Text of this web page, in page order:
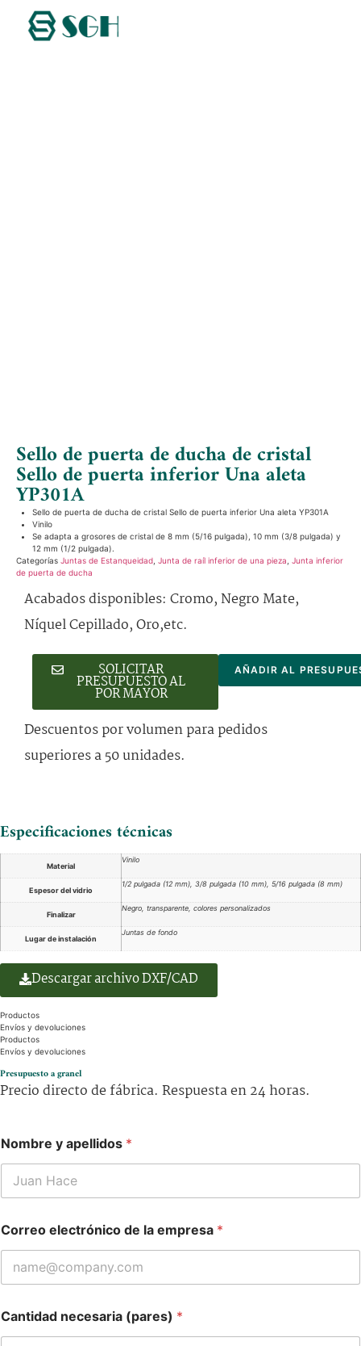
Sello de puerta de ducha de cristal
Sello de puerta inferior Una aleta
YP301A
Sello de puerta de ducha de cristal Sello de puerta inferior Una aleta YP301A
Vinilo
Se adapta a grosores de cristal de 8 mm (5/16 pulgada), 10 mm (3/8 pulgada) y
12 mm (1/2 pulgada).
Categorías Juntas de Estanqueidad Junta de raíl inferior de una pieza Junta inferior
de puerta de ducha
Acabados disponibles: Cromo, Negro Mate,
Níquel Cepillado, Oro,etc.
SOLICITAR
PRESUPUESTO AL
POR MAYOR
AÑADIR AL
Descuentos por volumen para pedidos
superiores a 50 unidades.
Especificaciones técnicas
Material
Vinilo
Espesor del vidrio
1/2 pulgada (12 mm), 3/8 pulgada (10 mm), 5/16 pulgada (8 mm)
Finalizar
Negro, transparente, colores personalizados
Lugar de instalación
Juntas de fondo
Descargar archivo DXF/CAD
Productos
Envíos y devoluciones
Productos
Envíos y devoluciones
Presupuesto a granel
Precio directo de fábrica. Respuesta en 24 horas.
Nombre y apellidos *
Correo electrónico de la empresa *
Cantidad necesaria (pares) *